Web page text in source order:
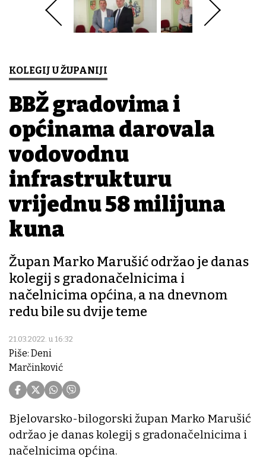
KOLEGIJ U ŽUPANIJI
BBŽ gradovima i
općinama darovala
vodovodnu
infrastrukturu
vrijednu 58 milijuna
kuna
Župan Marko Marušić održao je danas
kolegij s gradonačelnicima i
načelnicima općina, a na dnevnom
redu bile su dvije teme
21.03.2022. u 16:32
Piše: Deni
Marčinković
Bjelovarsko-bilogorski župan Marko Marušić
održao je danas kolegij s gradonačelnicima i
načelnicima općina.